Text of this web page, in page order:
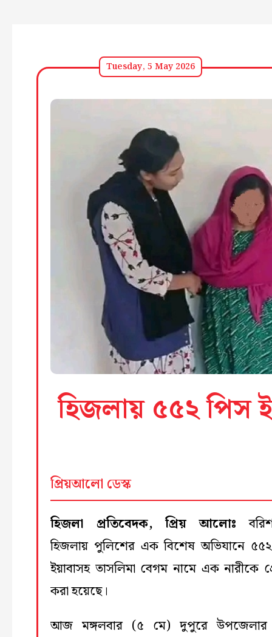
Tuesday, 5 May 2026
হিজলায় ৫৫২ পিস
প্রিয়আলো ডেস্ক
হিজলা প্রতিবেদক, প্রিয় আলোঃ
হিজলায় পুলিশের এক বিশেষ অভিযানে
ইয়াবাসহ তাসলিমা বেগম নামে এক নারীকে
করা হয়েছে।
আজ মঙ্গলবার (৫ মে) দুপুরে